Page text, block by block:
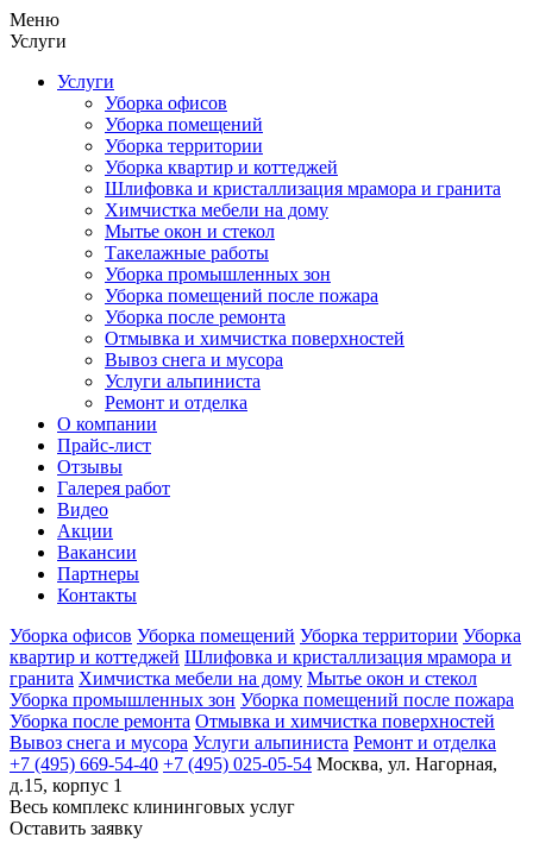
Меню
Услуги
Услуги
Уборка офисов
Уборка помещений
Уборка территории
Уборка квартир и коттеджей
Шлифовка и кристаллизация мрамора и гранита
Химчистка мебели на дому
Мытье окон и стекол
Такелажные работы
Уборка промышленных зон
Уборка помещений после пожара
Уборка после ремонта
Отмывка и химчистка поверхностей
Вывоз снега и мусора
Услуги альпиниста
Ремонт и отделка
О компании
Прайс-лист
Отзывы
Галерея работ
Видео
Акции
Вакансии
Партнеры
Контакты
Уборка офисов Уборка помещений Уборка территории Уборка
квартир и коттеджей Шлифовка и кристаллизация мрамора и
гранита Химчистка мебели на дому Мытье окон и стекол
Уборка промышленных зон Уборка помещений после пожара
Уборка после ремонта Отмывка и химчистка поверхностей
Вывоз снега и мусора Услуги альпиниста Ремонт и отделка
+7 (495) 669-54-40 +7 (495) 025-05-54 Москва, ул. Нагорная,
д.15, корпус 1
Весь комплекс клининговых услуг
Оставить заявку